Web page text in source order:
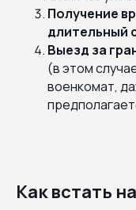
Получение
длительный
Выезд за
(в этом
военкомат,
Как встать